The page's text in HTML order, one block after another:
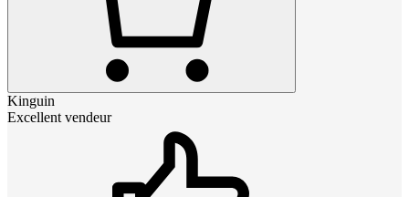
Kinguin
Excellent vendeur